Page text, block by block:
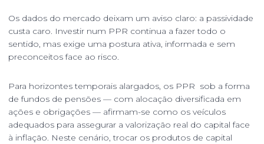
Os dados do mercado deixam um aviso claro: a passividade
custa caro. Investir num PPR continua a fazer todo o
sentido, mas exige uma postura ativa, informada e sem
preconceitos face ao risco.
Para horizontes temporais alargados, os PPR sob a forma
de fundos de pensões — com alocação diversificada em
ações e obrigações — afirmam-se como os veículos
adequados para assegurar a valorização real do capital face
à inflação. Neste cenário, trocar os produtos de capital